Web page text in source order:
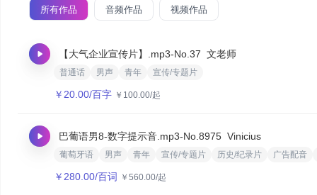
所有作品 音频作品 视频作品
【大气企业宣传片】.mp3-No.37 文老师
普通话 男声 青年 宣传/专题片
￥ 20.00/百字 ￥ 100.00/起
巴葡语男8-数字提示音.mp3-No.8975 Vinicius
葡萄牙语 男声 青年 宣传/专题片 历史/纪录片 广告配音
￥ 280.00/百词 ￥ 560.00/起